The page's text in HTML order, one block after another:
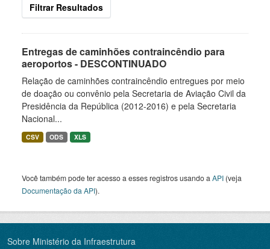
Filtrar Resultados
Entregas de caminhões contraincêndio para
aeroportos - DESCONTINUADO
Relação de caminhões contraincêndio entregues por meio
de doação ou convênio pela Secretaria de Aviação Civil da
Presidência da República (2012-2016) e pela Secretaria
Nacional...
CSV ODS XLS
Você também pode ter acesso a esses registros usando a API (veja
Documentação da API).
Sobre Ministério da Infraestrutura